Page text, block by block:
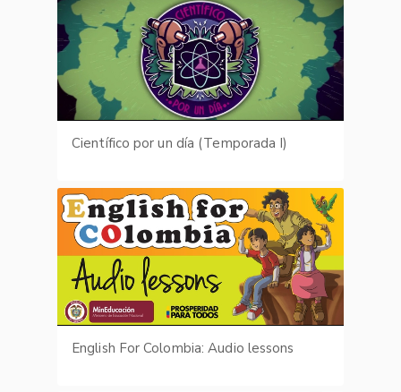
Científico por un día (Temporada I)
English For Colombia: Audio lessons